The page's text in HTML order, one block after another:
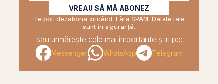
VREAU SĂ MĂ ABONEZ
Te poți dezabona oricând. Fără SPAM. Datele tale
sunt în siguranță.
sau urmărește cele mai importante știri pe:
Messenger WhatsApp Telegram